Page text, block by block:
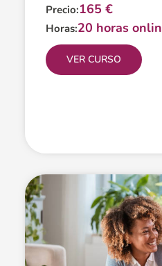
Precio:165 €
Horas:20 horas
VER CURSO